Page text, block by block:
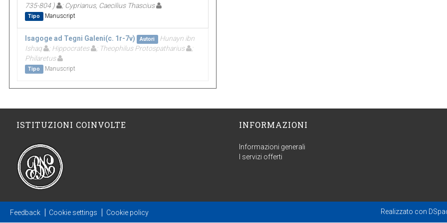
735-804 )
; Cyprianus, Caecilius Thascius
Tipo Manuscript
Isagoge ad Tegni Galeni(c. 1r-7v) Autori
Hunayn ibn
Ishaq
; Hippocrates ; Theophilus Protospatharius
;
Philaretus
Tipo Manuscript
ISTITUZIONI COINVOLTE INFORMAZIONI
Informazioni generali
I servizi offerti
Feedback Cookie settings Cookie policy Realizzato con